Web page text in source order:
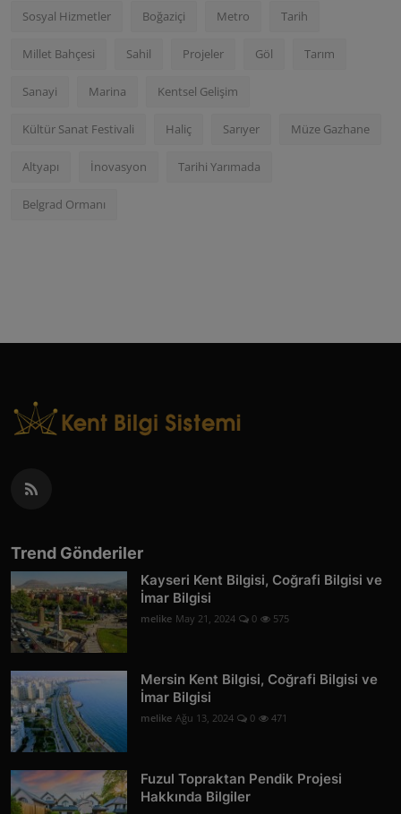
Sosyal Hizmetler Boğaziçi Metro Tarih
Millet Bahçesi Sahil Projeler Göl Tarım
Sanayi Marina Kentsel Gelişim
Kültür Sanat Festivali Haliç Sarıyer Müze Gazhane
Altyapı İnovasyon Tarihi Yarımada
Belgrad Ormanı
Trend Gönderiler
Kayseri Kent Bilgisi, Coğrafi Bilgisi ve
İmar Bilgisi
melike May 21, 2024 0 575
Mersin Kent Bilgisi, Coğrafi Bilgisi ve
İmar Bilgisi
melike Ağu 13, 2024 0 471
Fuzul Topraktan Pendik Projesi
Hakkında Bilgiler